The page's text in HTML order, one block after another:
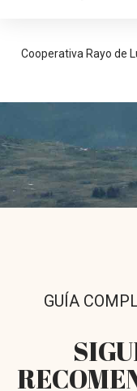
Cooperativa Rayo de
GUÍA